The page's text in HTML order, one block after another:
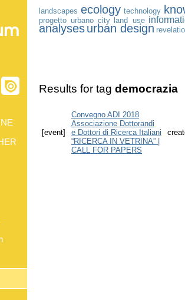
landscapes ecology technology
progetto urbano city land use
analysesurban design
Results for tag democrazia
[event]
Convegno ADI 2018
Associazione Dottorandi
e Dottori di Ricerca Italiani
“RICERCA IN VETRINA” |
CALL FOR PAPERS